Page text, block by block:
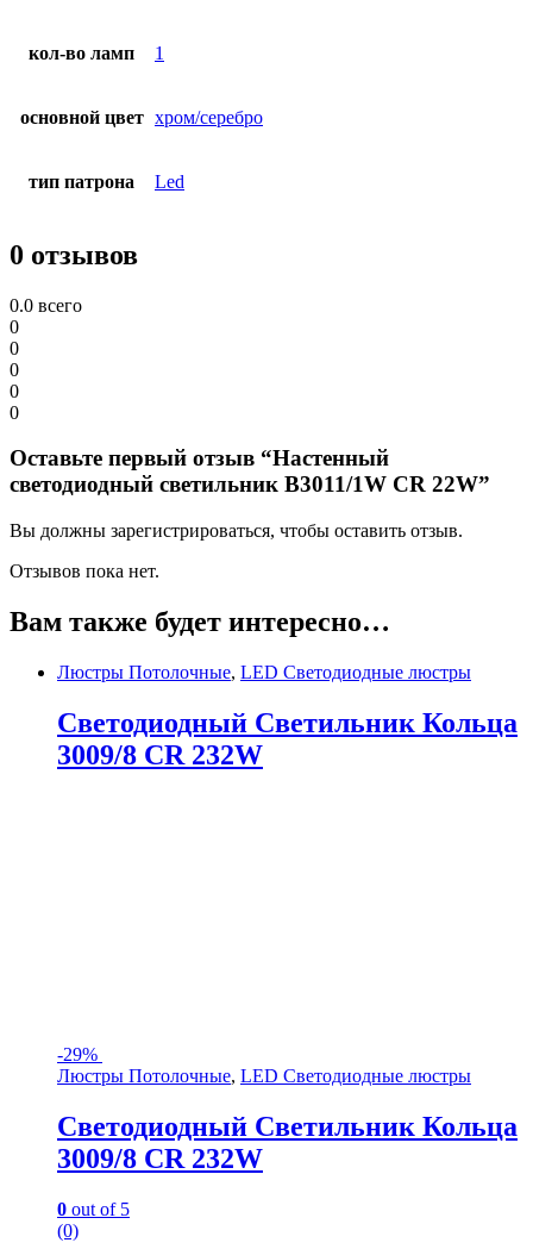
кол-во ламп 1
основной цвет хром/серебро
тип патрона Led
0 отзывов
0.0 всего
0
0
0
0
0
Оставьте первый отзыв “Настенный
светодиодный светильник B3011/1W CR 22W”
Вы должны зарегистрироваться, чтобы оставить отзыв.
Отзывов пока нет.
Вам также будет интересно…
Люстры Потолочные, LED Светодиодные люстры
Светодиодный Светильник Кольца
3009/8 CR 232W
-29%
Люстры Потолочные, LED Светодиодные люстры
Светодиодный Светильник Кольца
3009/8 CR 232W
0 out of 5
(0)